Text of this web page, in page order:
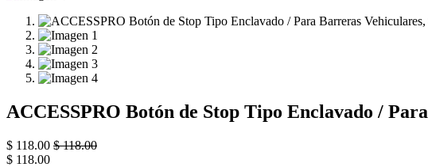
ACCESSPRO Botón de Stop Tipo Enclavado /
$ 118.00 $118.00
$ 118.00